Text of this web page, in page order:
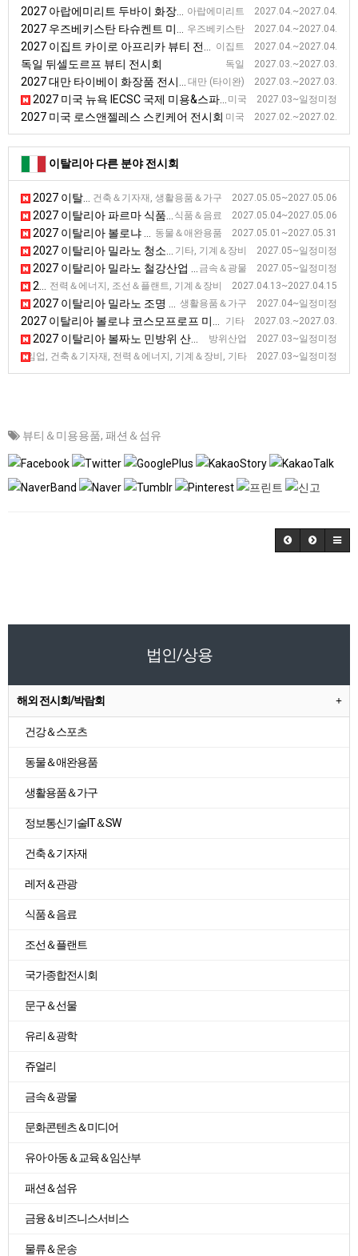
아랍에미리트 2027.04.~2027.04.
2027 아랍에미리트 두바이 화장품, 미용 전시회
우즈베키스탄 2027.04.~2027.04.
2027 우즈베키스탄 타슈켄트 미용산업 전시회
이집트 2027.04.~2027.04.
2027 이집트 카이로 아프리카 뷰티 전시회
독일 2027.03.~2027.03.
독일 뒤셀도르프 뷰티 전시회
대만 (타이완) 2027.03.~2027.03.
2027 대만 타이베이 화장품 전시회(뷰티월드)
미국 2027.03~일정미정
2027 미국 뉴욕 IECSC 국제 미용&스파 전시회
미국 2027.02.~2027.02.
2027 미국 로스앤젤레스 스킨케어 전시회
이탈리아 다른 분야 전시회
건축＆기자재, 생활용품＆가구 2027.05.05~2027.05.06
2027 이탈리아 베르가모 하드웨어 전시회 [IHFI]
식품＆음료 2027.05.04~2027.05.06
2027 이탈리아 파르마 식품 및 음료 전시회 [CIBUS]
동물＆애완용품 2027.05.01~2027.05.31
2027 이탈리아 볼로냐 애완용품 전시회
기타, 기계＆장비 2027.05~일정미정
2027 이탈리아 밀라노 청소 전시회 [ISSA PULIRE]
금속＆광물 2027.05~일정미정
2027 이탈리아 밀라노 철강산업 전시회 [MADEINSTEEL]
전력＆에너지, 조선＆플랜트, 기계＆장비 2027.04.13~2027.04.15
2027 이탈리아 라벤나 에너지 전시회 [Offshore Mediterranean Conference & Exhibition]
생활용품＆가구 2027.04~일정미정
2027 이탈리아 밀라노 조명 전시회 [EUROLUCE]
기타 2027.03.~2027.03.
2027 이탈리아 볼로냐 코스모프로프 미용 전시회
방위산업 2027.03~일정미정
2027 이탈리아 볼짜노 민방위 산업 전시회 [civilprotect]
산＆임업, 건축＆기자재, 전력＆에너지, 기계＆장비, 기타 2027.03~일정미정
2027 이탈리아 아레쪼 목재 에너지 전시회 [ITALIA LEGNO
뷰티＆미용용품, 패션＆섬유
법인/상용
해외 전시회/박람회
건강＆스포츠
동물＆애완용품
생활용품＆가구
정보통신기술IT＆SW
건축＆기자재
레저＆관광
식품＆음료
조선＆플랜트
국가종합전시회
문구＆선물
유리＆광학
쥬얼리
금속＆광물
문화콘텐츠＆미디어
유아·아동＆교육＆임산부
패션＆섬유
금융＆비즈니스서비스
물류＆운송